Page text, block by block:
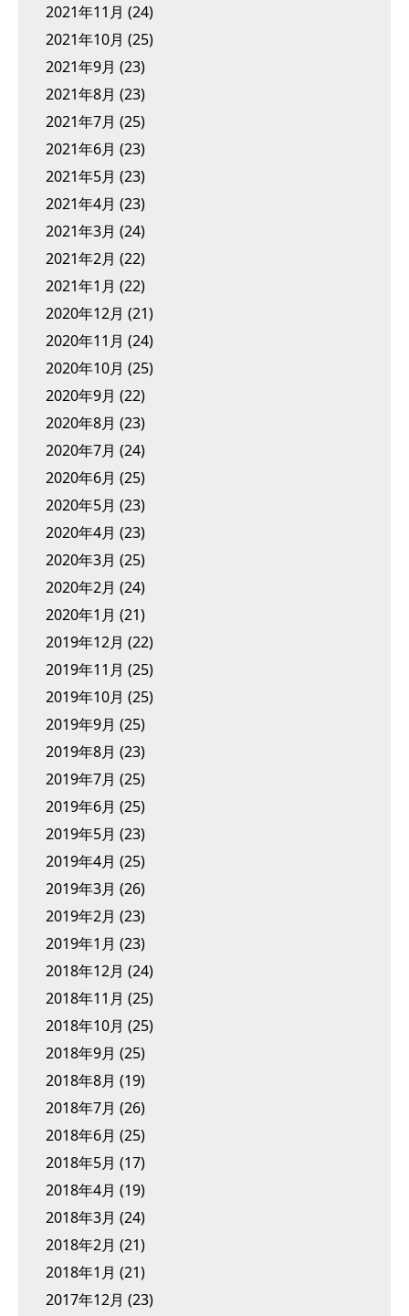
2021年11月 (24)
2021年10月 (25)
2021年9月 (23)
2021年8月 (23)
2021年7月 (25)
2021年6月 (23)
2021年5月 (23)
2021年4月 (23)
2021年3月 (24)
2021年2月 (22)
2021年1月 (22)
2020年12月 (21)
2020年11月 (24)
2020年10月 (25)
2020年9月 (22)
2020年8月 (23)
2020年7月 (24)
2020年6月 (25)
2020年5月 (23)
2020年4月 (23)
2020年3月 (25)
2020年2月 (24)
2020年1月 (21)
2019年12月 (22)
2019年11月 (25)
2019年10月 (25)
2019年9月 (25)
2019年8月 (23)
2019年7月 (25)
2019年6月 (25)
2019年5月 (23)
2019年4月 (25)
2019年3月 (26)
2019年2月 (23)
2019年1月 (23)
2018年12月 (24)
2018年11月 (25)
2018年10月 (25)
2018年9月 (25)
2018年8月 (19)
2018年7月 (26)
2018年6月 (25)
2018年5月 (17)
2018年4月 (19)
2018年3月 (24)
2018年2月 (21)
2018年1月 (21)
2017年12月 (23)